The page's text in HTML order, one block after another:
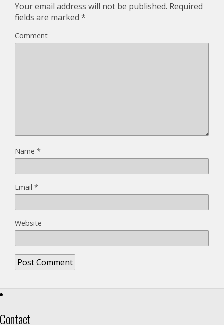
Your email address will not be published. Required
fields are marked *
Comment
Name *
Email *
Website
Contact